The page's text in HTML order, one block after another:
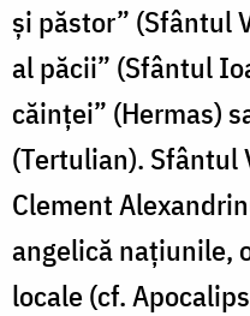
şi păstor” (Sfântul
al păcii” (Sfântul
căinţei” (Hermas)
(Tertulian). Sfântul
Clement
angelică naţiunile,
locale (cf.